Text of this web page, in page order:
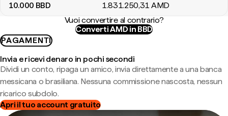
10.000 BBD 1.831.250,31 AMD
Vuoi convertire al contrario?
Converti AMD in BBD
PAGAMENTI
Invia e ricevi denaro in pochi secondi
Dividi un conto, ripaga un amico, invia direttamente a una banca
messicana o brasiliana. Nessuna commissione nascosta, nessun
ricarico subdolo.
Apri il tuo account gratuito